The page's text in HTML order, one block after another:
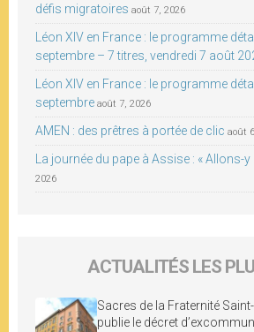
défis migratoires août 7, 2026
Léon XIV en France : le programme
septembre – 7 titres, vendredi 7 août
Léon XIV en France : le programme
septembre août 7, 2026
AMEN : des prêtres à portée de clic août
La journée du pape à Assise : « Allons-y
2026
ACTUALITÉS LES
Sacres de la Fraternité
publie le décret